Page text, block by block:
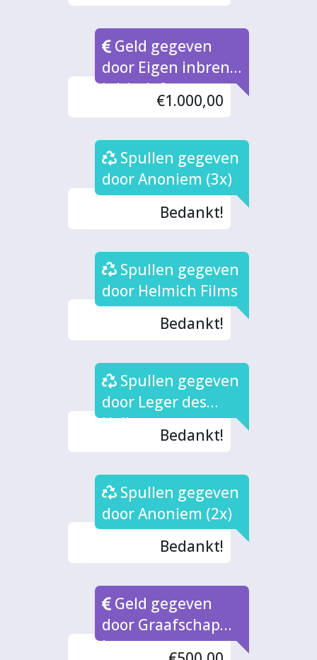
Geld gegeven
door Eigen inbreng
initiatiefnemers
€1.000,00
Spullen gegeven
door Anoniem (3x)
Bedankt!
Spullen gegeven
door Helmich Films
Bedankt!
Spullen gegeven
door Leger des
Heils
Bedankt!
Spullen gegeven
door Anoniem (2x)
Bedankt!
Geld gegeven
door Graafschap
Loge